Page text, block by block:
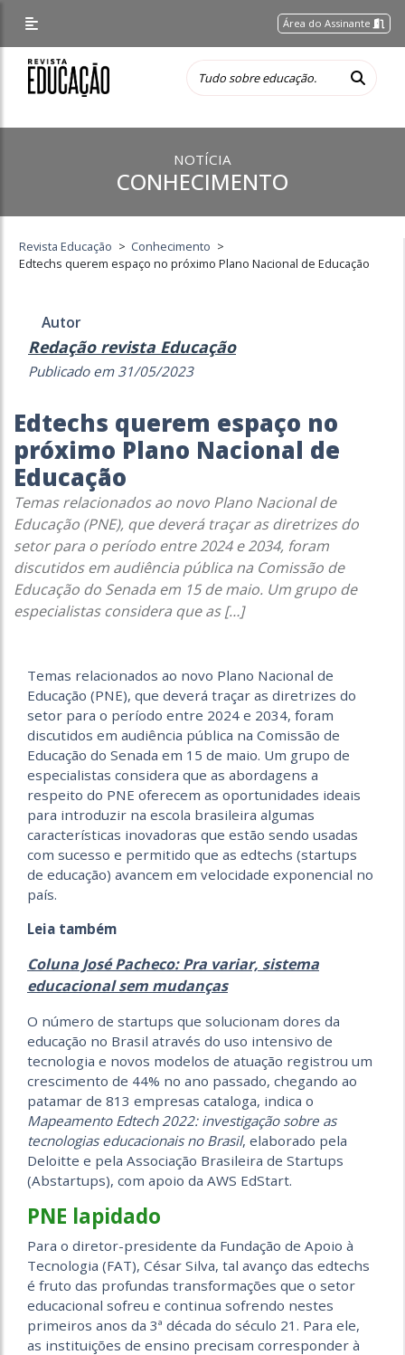
Área do Assinante
NOTÍCIA
CONHECIMENTO
Revista Educação > Conhecimento >
Edtechs querem espaço no próximo Plano Nacional de Educação
Autor
Redação revista Educação
Publicado em 31/05/2023
Edtechs querem espaço no
próximo Plano Nacional de
Educação
Temas relacionados ao novo Plano Nacional de
Educação (PNE), que deverá traçar as diretrizes do
setor para o período entre 2024 e 2034, foram
discutidos em audiência pública na Comissão de
Educação do Senada em 15 de maio. Um grupo de
especialistas considera que as […]
Temas relacionados ao novo Plano Nacional de
Educação (PNE), que deverá traçar as diretrizes do
setor para o período entre 2024 e 2034, foram
discutidos em audiência pública na Comissão de
Educação do Senada em 15 de maio. Um grupo de
especialistas considera que as abordagens a
respeito do PNE oferecem as oportunidades ideais
para introduzir na escola brasileira algumas
características inovadoras que estão sendo usadas
com sucesso e permitido que as edtechs (startups
de educação) avancem em velocidade exponencial no
país.
Leia também
Coluna José Pacheco: Pra variar, sistema
educacional sem mudanças
O número de startups que solucionam dores da
educação no Brasil através do uso intensivo de
tecnologia e novos modelos de atuação registrou um
crescimento de 44% no ano passado, chegando ao
patamar de 813 empresas cataloga, indica o
Mapeamento Edtech 2022: investigação sobre as
tecnologias educacionais no Brasil, elaborado pela
Deloitte e pela Associação Brasileira de Startups
(Abstartups), com apoio da AWS EdStart.
PNE lapidado
Para o diretor-presidente da Fundação de Apoio à
Tecnologia (FAT), César Silva, tal avanço das edtechs
é fruto das profundas transformações que o setor
educacional sofreu e continua sofrendo nestes
primeiros anos da 3ª década do século 21. Para ele,
as instituições de ensino precisam corresponder à